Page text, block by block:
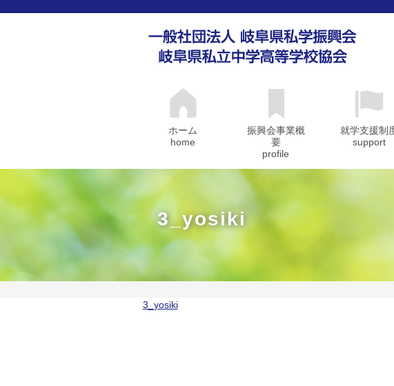
ホーム
home
振興会事業概
要
profile
就学支援制
support
3_yosiki
3_yosiki